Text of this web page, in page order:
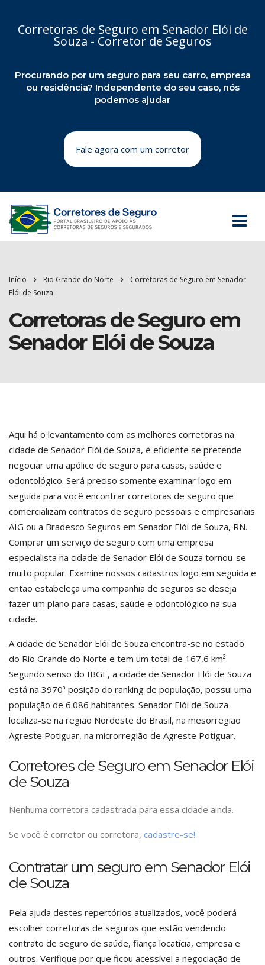
Corretoras de Seguro em Senador Elói de
Souza - Corretor de Seguros
Procurando por um seguro para seu carro, empresa
ou residência? Independente do seu caso, nós
podemos ajudar
Fale agora com um corretor
Início Rio Grande do Norte
Corretoras de Seguro em Senador
Elói de Souza
Corretoras de Seguro em
Senador Elói de Souza
Aqui há o levantamento com as melhores corretoras na
cidade de Senador Elói de Souza, é eficiente se pretende
negociar uma apólice de seguro para casas, saúde e
odontológico. Será preciso somente examinar logo em
seguida para você encontrar corretoras de seguro que
comercializam contratos de seguro pessoais e empresariais
AIG ou a Bradesco Seguros em Senador Elói de Souza, RN.
Comprar um serviço de seguro com uma empresa
especialista na cidade de Senador Elói de Souza tornou-se
muito popular. Examine nossos cadastros logo em seguida e
então estabeleça uma companhia de seguros se deseja
fazer um plano para casas, saúde e odontológico na sua
cidade.
A cidade de Senador Elói de Souza encontra-se no estado
do Rio Grande do Norte e tem um total de 167,6 km².
Segundo senso do IBGE, a cidade de Senador Elói de Souza
está na 3970ª posição do ranking de população, possui uma
população de 6.086 habitantes. Senador Elói de Souza
localiza-se na região Nordeste do Brasil, na mesorregião
Agreste Potiguar, na microrregião de Agreste Potiguar.
Corretores de Seguro em Senador Elói
de Souza
Nenhuma corretora cadastrada para essa cidade ainda.
Se você é corretor ou corretora, cadastre-se!
Contratar um seguro em Senador Elói
de Souza
Pela ajuda destes repertórios atualizados, você poderá
escolher corretoras de seguros que estão vendendo
contrato de seguro de saúde, fiança locatícia, empresa e
outros. Verifique por que ficou acessível a negociação de